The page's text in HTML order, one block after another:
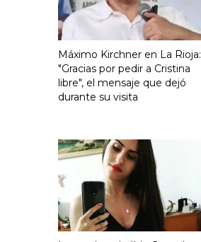
Máximo Kirchner en La Rioja:
"Gracias por pedir a Cristina
libre", el mensaje que dejó
durante su visita